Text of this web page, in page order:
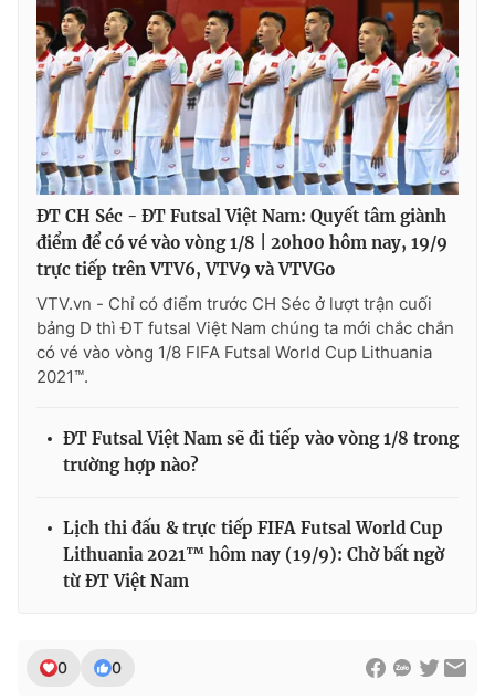
ĐT CH Séc - ĐT Futsal Việt Nam: Quyết tâm giành
điểm để có vé vào vòng 1/8 | 20h00 hôm nay, 19/9
trực tiếp trên VTV6, VTV9 và VTVGo
VTV.vn - Chỉ có điểm trước CH Séc ở lượt trận cuối
bảng D thì ĐT futsal Việt Nam chúng ta mới chắc chắn
có vé vào vòng 1/8 FIFA Futsal World Cup Lithuania
2021™.
ĐT Futsal Việt Nam sẽ đi tiếp vào vòng 1/8 trong
trường hợp nào?
Lịch thi đấu & trực tiếp FIFA Futsal World Cup
Lithuania 2021™ hôm nay (19/9): Chờ bất ngờ
từ ĐT Việt Nam
0 0